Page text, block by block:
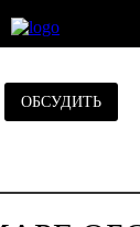
ОБСУДИТЬ